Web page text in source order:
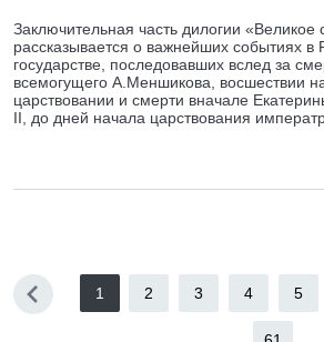
Заключительная часть дилогии
рассказывается о важнейших событиях в
государстве, последовавших вслед за
всемогущего А.Меншикова, восшествии
царствовании и смерти вначале
II, до дней начала царствования
1 2 3 4 5